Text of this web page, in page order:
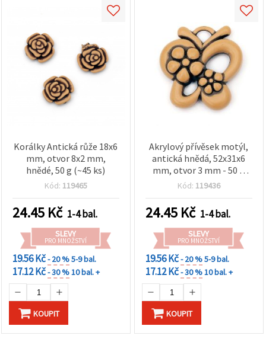
Korálky Antická růže 18x6
mm, otvor 8x2 mm,
hnědé, 50 g (~45 ks)
Kód: 119465
24.45 Kč 1-4 bal.
SLEVY
PRO MNOŽSTVÍ
19.56 Kč- 20 %5-9 bal.
17.12 Kč- 30 %10 bal. +
KOUPIT
Akrylový přívěsek motýl,
antická hnědá, 52x31x6
mm, otvor 3 mm - 50 g
(~18 ks)
Kód: 119436
24.45 Kč 1-4 bal.
SLEVY
PRO MNOŽSTVÍ
19.56 Kč- 20 %5-9 bal.
17.12 Kč- 30 %10 bal. +
KOUPIT